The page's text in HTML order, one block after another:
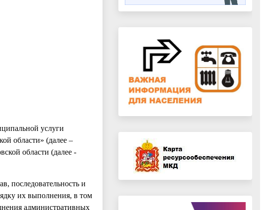
услуги
области» (далее –
области (далее -
последовательность и
их выполнения, в том
административных